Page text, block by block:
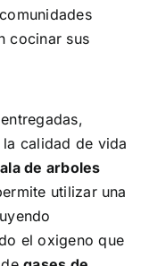
cocinar sus
calidad de vida
de arboles
utilizar una
el oxigeno que